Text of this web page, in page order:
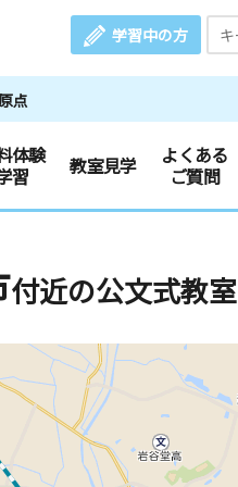
学習中の方
点
体験
習
教室見学
よくある
ご質問
付近の公文式教室